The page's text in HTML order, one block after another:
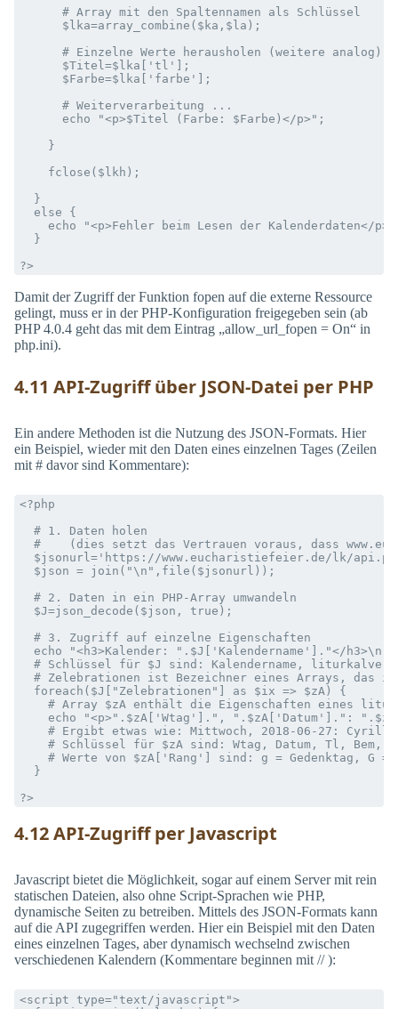
      # Array mit den Spaltennamen als Schlüssel
      $lka=array_combine($ka,$la);
      # Einzelne Werte herausholen (weitere analog)
      $Titel=$lka['tl'];
      $Farbe=$lka['farbe'];
      # Weiterverarbeitung ...
      echo "<p>$Titel (Farbe: $Farbe)</p>";
    }
    fclose($lkh);
  }
  else {
echo "<p>Fehler beim Lesen der Kalenderdaten</
  }
Damit der Zugriff der Funktion fopen auf die externe Ressource
gelingt, muss er in der PHP-Konfiguration freigegeben sein (ab
PHP 4.0.4 geht das mit dem Eintrag „allow_url_fopen = On“ in
php.ini).
4.11 API-Zugriff über JSON-Datei per PHP
Ein andere Methoden ist die Nutzung des JSON-Formats. Hier
ein Beispiel, wieder mit den Daten eines einzelnen Tages (Zeilen
mit # davor sind Kommentare):
<?php
  # 1. Daten holen
#    (dies setzt das Vertrauen voraus, dass
$jsonurl='https://www.eucharistiefeier.de/lk/
  $json = join("\n",file($jsonurl));
  # 2. Daten in ein PHP-Array umwandeln
  $J=json_decode($json, true);
  # 3. Zugriff auf einzelne Eigenschaften
  echo "<h3>Kalender: ".$J['Kalendername']."</h3>\n";
# Schlüssel für $J sind: Kalendername,
# Zelebrationen ist Bezeichner eines Arrays, das
  foreach($J["Zelebrationen"] as $ix => $zA) {
# Array $zA enthält die Eigenschaften eines
echo "<p>".$zA['Wtag'].", ".$zA['Datum'].":
# Ergibt etwas wie: Mittwoch, 2018-06-27:
# Schlüssel für $zA sind: Wtag, Datum, Tl, Bem,
# Werte von $zA['Rang'] sind: g = Gedenktag, G
  }
4.12 API-Zugriff per Javascript
Javascript bietet die Möglichkeit, sogar auf einem Server mit rein
statischen Dateien, also ohne Script-Sprachen wie PHP,
dynamische Seiten zu betreiben. Mittels des JSON-Formats kann
auf die API zugegriffen werden. Hier ein Beispiel mit den Daten
eines einzelnen Tages, aber dynamisch wechselnd zwischen
verschiedenen Kalendern (Kommentare beginnen mit // ):
<script type="text/javascript">